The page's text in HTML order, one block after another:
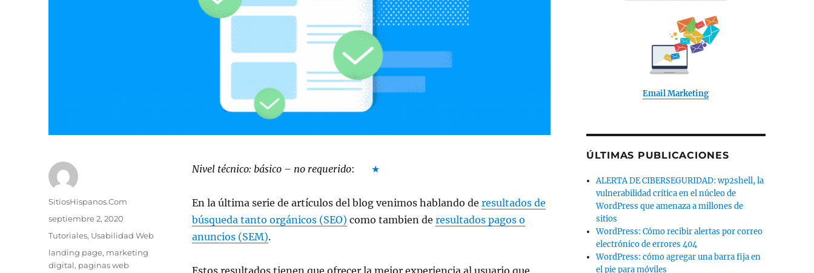
Nivel técnico: básico – no requerido: ★
En la última serie de artículos del blog venimos hablando de resultados de
búsqueda tanto orgánicos (SEO) como tambien de resultados pagos o
anuncios (SEM).
Autor
SitiosHispanos.Com
Publicado
septiembre 2, 2020
Categorías
Tutoriales, Usabilidad Web
Etiquetas
landing page, marketing
digital, paginas web
Email Marketing
ÚLTIMAS PUBLICACIONES
ALERTA DE CIBERSEGURIDAD: wp2shell, la
vulnerabilidad crítica en el núcleo de
WordPress que amenaza a millones de
sitios
WordPress: Cómo recibir alertas por correo
electrónico de errores 404
WordPress: cómo agregar una barra fija en
el pie para móviles